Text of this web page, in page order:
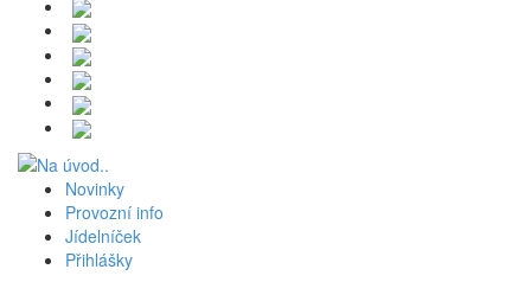
Novinky
Provozní info
Jídelníček
Přihlášky